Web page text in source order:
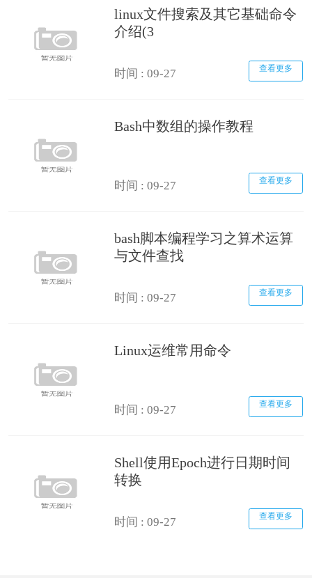
linux文件搜索及其它基础命令
介绍(3
时间 : 09-27 查看更多
Bash中数组的操作教程
时间 : 09-27 查看更多
bash脚本编程学习之算术运算
与文件查找
时间 : 09-27 查看更多
Linux运维常用命令
时间 : 09-27 查看更多
Shell使用Epoch进行日期时间
转换
时间 : 09-27 查看更多